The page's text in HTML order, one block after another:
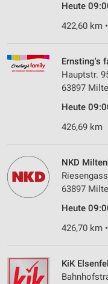
Heute
422,60 km
Ernsting's
Hauptstr.
63897
Heute
426,69 km
NKD
63897
Heute
426,70 km
KiK